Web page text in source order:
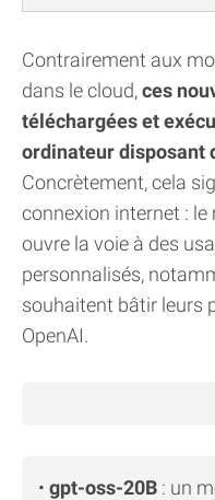
Contrairement aux
dans le cloud,ces
téléchargées et
ordinateur disposant
Concrètement, cela
connexion internet : le
ouvre la voie à des
personnalisés,
souhaitent bâtir leurs
OpenAI.
• gpt-oss-20B : un